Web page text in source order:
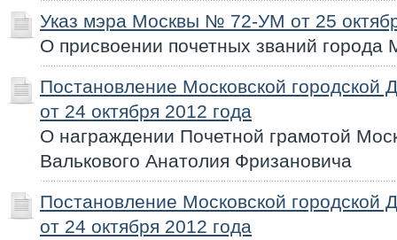
Указ мэра Москвы № 72-УМ от 25
О присвоении почетных званий города
Постановление Московской
от 24 октября 2012 года
О награждении Почетной грамотой
Валькового Анатолия Фризановича
Постановление Московской
от 24 октября 2012 года